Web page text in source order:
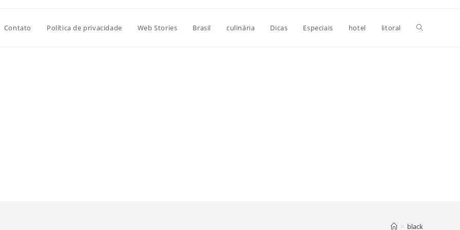
Contato Política de privacidade Web Stories Brasil culinária Dicas Especiais hotel litoral Alternar
> black